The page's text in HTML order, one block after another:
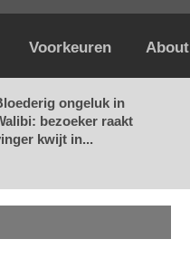
Voorkeuren About
ongeluk in
bezoeker raakt
kwijt in...